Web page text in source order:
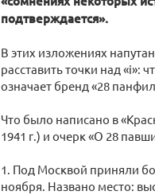
подтверждается».
В этих изложениях
расставить точки над «i»:
означает бренд «28
Что было написано в
1941 г.) и очерк «О 28
1. Под Москвой приняли
ноября. Названо место: